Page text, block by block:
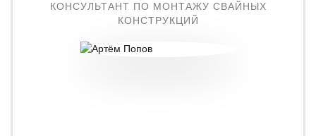
КОНСУЛЬТАНТ ПО МОНТАЖУ СВАЙНЫХ
КОНСТРУКЦИЙ